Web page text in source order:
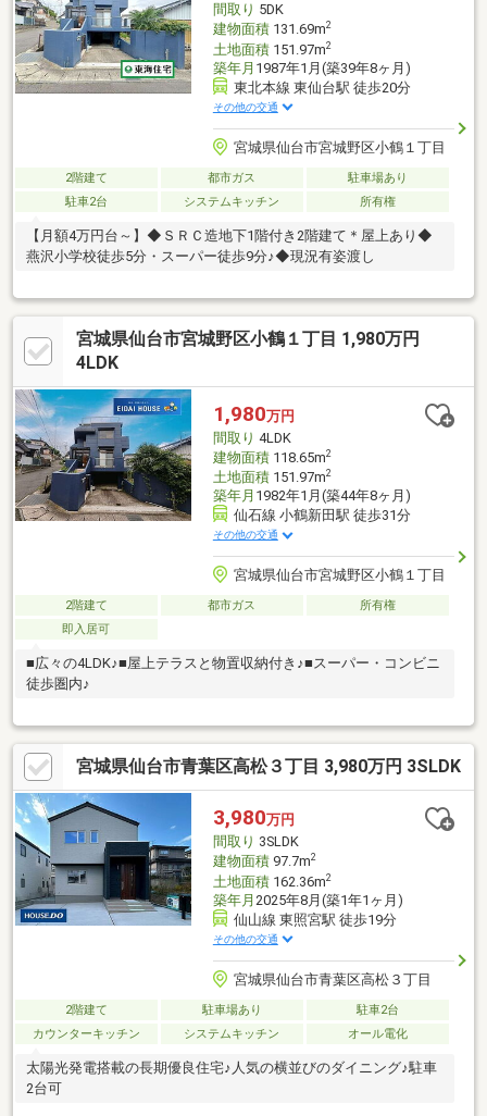
間取り 5DK
建物面積131.69m2
土地面積151.97m2
築年月 1987年1月(築39年8ヶ月)
東北本線 東仙台駅 徒歩20分
その他の交通
宮城県仙台市宮城野区小鶴１丁目
2階建て 都市ガス
駐車場あり
駐車2台
システムキッチン 所有権
【月額4万円台～】◆ＳＲＣ造地下1階付き2階建て＊屋上あり◆
燕沢小学校徒歩5分・スーパー徒歩9分♪◆現況有姿渡し
宮城県仙台市宮城野区小鶴１丁目 1,980万円
4LDK
1,980万円
間取り 4LDK
建物面積118.65m2
土地面積151.97m2
築年月 1982年1月(築44年8ヶ月)
仙石線 小鶴新田駅 徒歩31分
その他の交通
宮城県仙台市宮城野区小鶴１丁目
2階建て 都市ガス
所有権
即入居可
■広々の4LDK♪■屋上テラスと物置収納付き♪■スーパー・コンビニ
徒歩圏内♪
宮城県仙台市青葉区高松３丁目 3,980万円 3SLDK
3,980万円
間取り 3SLDK
建物面積97.7m2
土地面積162.36m2
築年月 2025年8月(築1年1ヶ月)
仙山線 東照宮駅 徒歩19分
その他の交通
宮城県仙台市青葉区高松３丁目
2階建て 駐車場あり
駐車2台
カウンターキッチン
システムキッチン オール電化
太陽光発電搭載の長期優良住宅♪人気の横並びのダイニング♪駐車
2台可